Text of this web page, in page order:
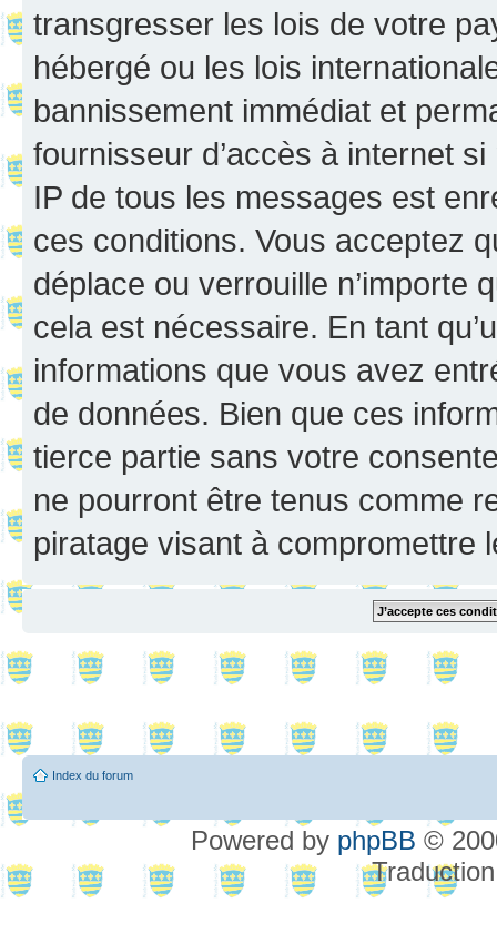
transgresser les lois de votre
hébergé ou les lois
bannissement immédiat et
fournisseur d’accès à internet
IP de tous les messages est
ces conditions. Vous acceptez
déplace ou verrouille n’importe
cela est nécessaire. En tant
informations que vous avez
de données. Bien que ces
tierce partie sans votre
ne pourront être tenus comme
piratage visant à compromettre
Index du forum
Powered by phpBB ©